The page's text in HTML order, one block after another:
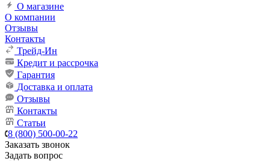
О магазине
О компании
Отзывы
Контакты
Трейд-Ин
Кредит и рассрочка
Гарантия
Доставка и оплата
Отзывы
Контакты
Статьи
8 (800) 500-00-22
Заказать звонок
Задать вопрос